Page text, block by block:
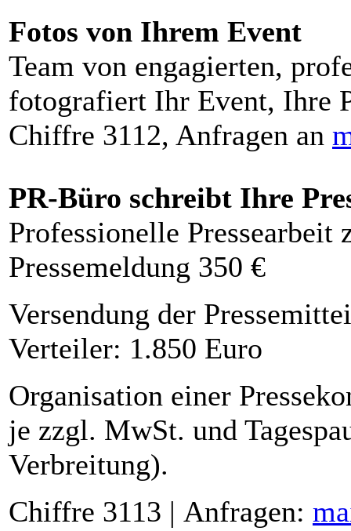
Fotos von Ihrem Event
Team von engagierten,
fotografiert Ihr Event, Ihre
Chiffre 3112, Anfragen an
PR-Büro schreibt Ihre
Professionelle Pressearbeit
Pressemeldung 350 €
Versendung der
Verteiler: 1.850 Euro
Organisation einer
je zzgl. MwSt. und
Verbreitung).
Chiffre 3113 | Anfragen: